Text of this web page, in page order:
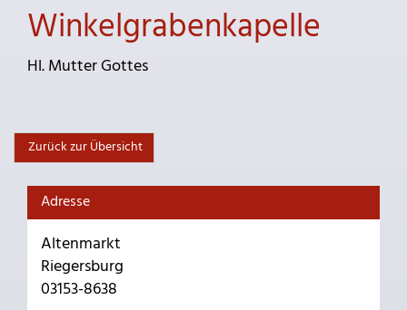
Winkelgrabenkapelle
Hl. Mutter Gottes
Zurück zur Übersicht
Adresse
Altenmarkt
Riegersburg
03153-8638